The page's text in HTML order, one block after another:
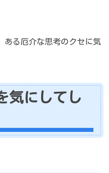
ある厄介な思考のクセに気
気にしてし